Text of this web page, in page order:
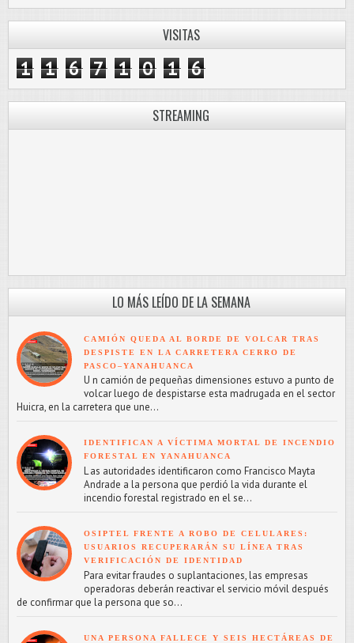
VISITAS
1 1 6 7 1 0 1 6
STREAMING
LO MÁS LEÍDO DE LA SEMANA
CAMIÓN QUEDA AL BORDE DE VOLCAR TRAS
DESPISTE EN LA CARRETERA CERRO DE
PASCO–YANAHUANCA
U n camión de pequeñas dimensiones estuvo a punto de
volcar luego de despistarse esta madrugada en el sector
Huicra, en la carretera que une...
IDENTIFICAN A VÍCTIMA MORTAL DE INCENDIO
FORESTAL EN YANAHUANCA
L as autoridades identificaron como Francisco Mayta
Andrade a la persona que perdió la vida durante el
incendio forestal registrado en el se...
OSIPTEL FRENTE A ROBO DE CELULARES:
USUARIOS RECUPERARÁN SU LÍNEA TRAS
VERIFICACIÓN DE IDENTIDAD
Para evitar fraudes o suplantaciones, las empresas
operadoras deberán reactivar el servicio móvil después
de confirmar que la persona que so...
UNA PERSONA FALLECE Y SEIS HECTÁREAS DE